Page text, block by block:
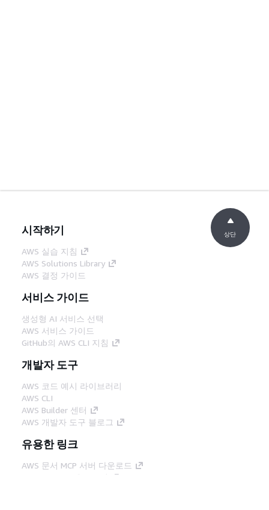
시작하기
AWS 실습 지침
AWS Solutions Library
AWS 결정 가이드
서비스 가이드
생성형 AI 서비스 선택
AWS 서비스 가이드
GitHub의 AWS CLI 지침
개발자 도구
AWS 코드 예시 라이브러리
AWS CLI
AWS Builder 센터
AWS 개발자 도구 블로그
유용한 링크
AWS 문서 MCP 서버 다운로드
AWS Console에 로그인
상단